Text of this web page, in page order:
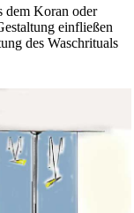
dem Koran oder
einfließen
des Waschrituals